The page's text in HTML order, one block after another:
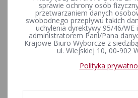
sprawie przyjęcia
zawiadomienia
przez Zarząd
Lewicy
sprawie ochrony osób
przetwarzaniem danych
swobodnego przepływu takich
uchylenia dyrektywy 95/46/
administratorem Pani/Pana
Krajowe Biuro Wyborcze z
ul. Wiejskiej 10, 00-902
Polityka